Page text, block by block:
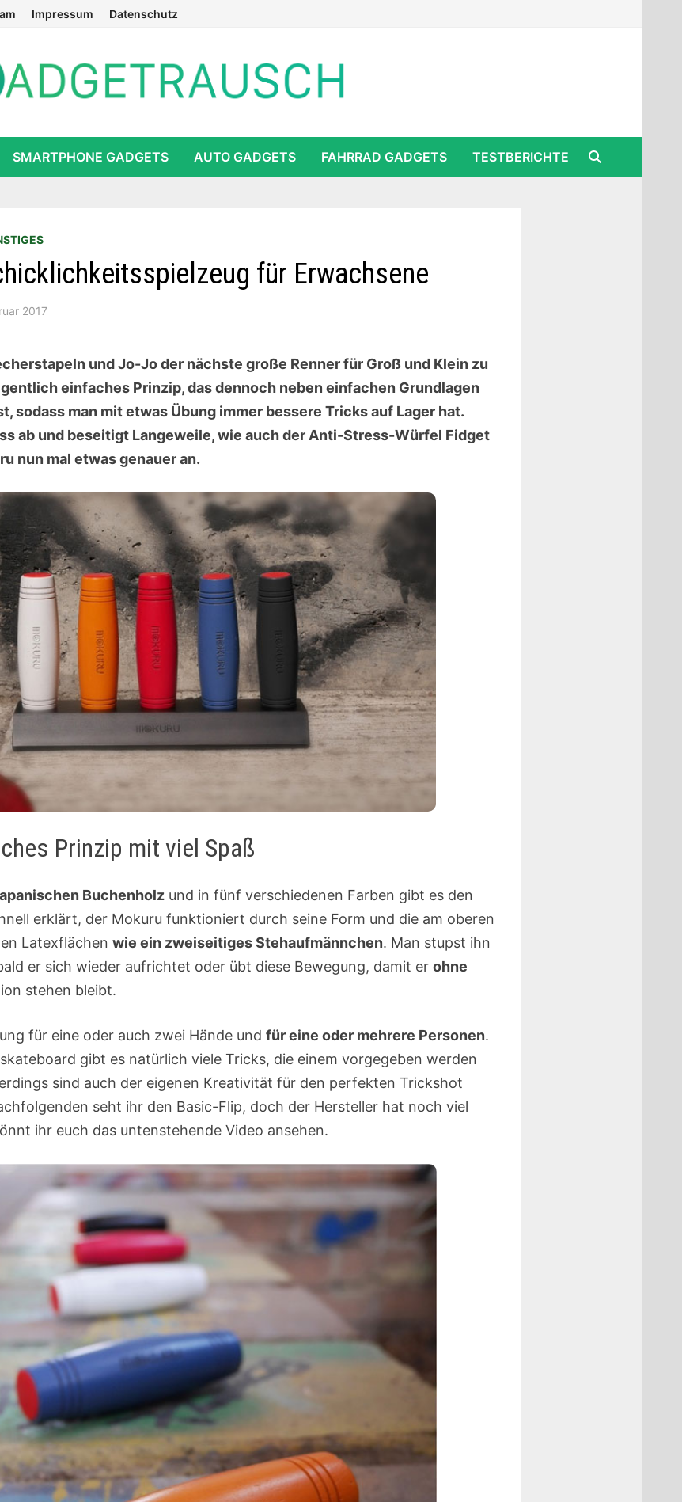
Impressum Datenschutz
SMARTPHONE GADGETS AUTO GADGETS FAHRRAD GADGETS TESTBERICHTE
für Erwachsene
2017
und Jo-Jo der nächste große Renner für Groß und Klein zu
einfaches Prinzip, das dennoch neben einfachen Grundlagen
sodass man mit etwas Übung immer bessere Tricks auf Lager hat.
ab und beseitigt Langeweile, wie auch der Anti-Stress-Würfel Fidget
nun mal etwas genauer an.
Prinzip mit viel Spaß
Buchenholzund in fünf verschiedenen Farben gibt es den
erklärt, der Mokuru funktioniert durch seine Form und die am oberen
Latexflächen wie ein zweiseitiges Stehaufmännchen. Man stupst ihn
er sich wieder aufrichtet oder übt diese Bewegung, damit er ohne
stehen bleibt.
für eine oder auch zwei Hände und für eine oder mehrere Personen.
gibt es natürlich viele Tricks, die einem vorgegeben werden
sind auch der eigenen Kreativität für den perfekten Trickshot
seht ihr den Basic-Flip, doch der Hersteller hat noch viel
ihr euch das untenstehende Video ansehen.